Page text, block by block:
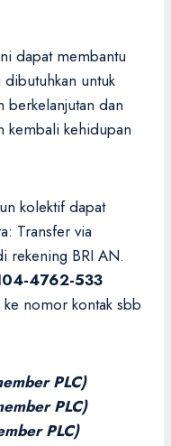
dapat membantu
untuk
berkelanjutan dan
kembali kehidupan
kolektif dapat
Transfer via
rekening BRI AN.
4762-533
nomor kontak sbb
PLC)
PLC)
PLC)